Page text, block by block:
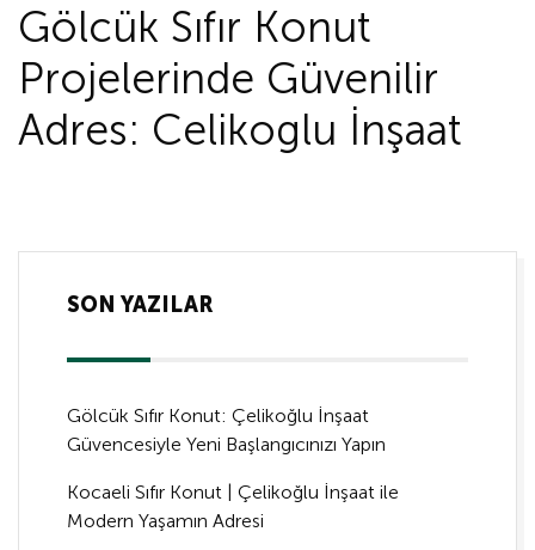
Gölcük Sıfır Konut
Projelerinde Güvenilir
Adres: Celikoglu İnşaat
SON YAZILAR
Gölcük Sıfır Konut: Çelikoğlu İnşaat
Güvencesiyle Yeni Başlangıcınızı Yapın
Kocaeli Sıfır Konut | Çelikoğlu İnşaat ile
Modern Yaşamın Adresi